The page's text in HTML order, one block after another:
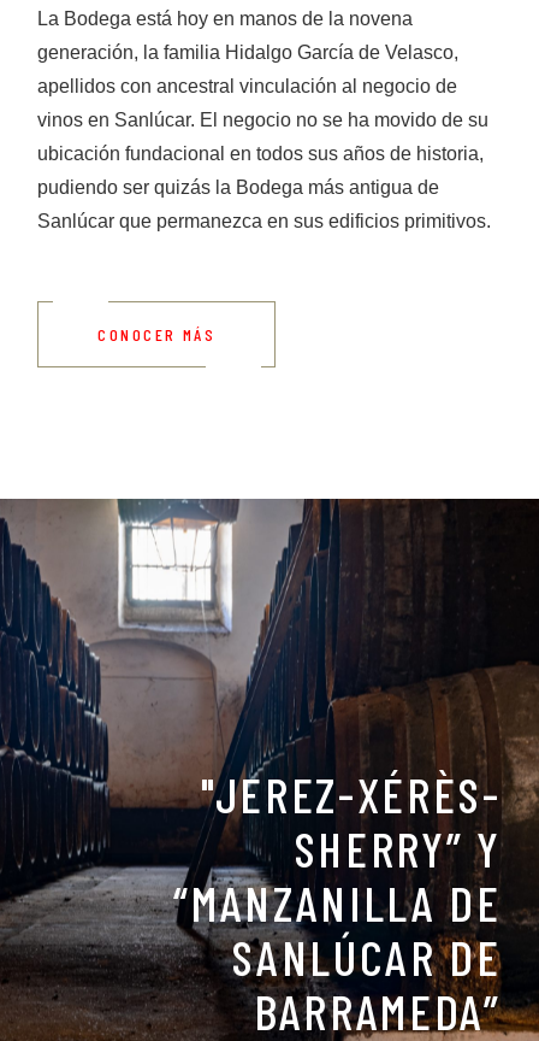
La Bodega está hoy en manos de la novena
generación, la familia Hidalgo García de Velasco,
apellidos con ancestral vinculación al negocio de
vinos en Sanlúcar. El negocio no se ha movido de su
ubicación fundacional en todos sus años de historia,
pudiendo ser quizás la Bodega más antigua de
Sanlúcar que permanezca en sus edificios primitivos.
CONOCER MÁS
"JEREZ-XÉRÈS-
SHERRY” Y
“MANZANILLA DE
SANLÚCAR DE
BARRAMEDA”